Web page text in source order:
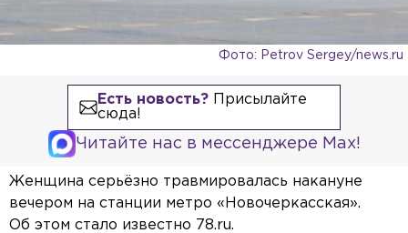
Фото: Petrov Sergey/news.ru
Есть новость?Присылайте
сюда!
Читайте нас в мессенджере Max!
Женщина серьёзно травмировалась накануне
вечером на станции метро «Новочеркасская».
Об этом стало известно 78.ru.